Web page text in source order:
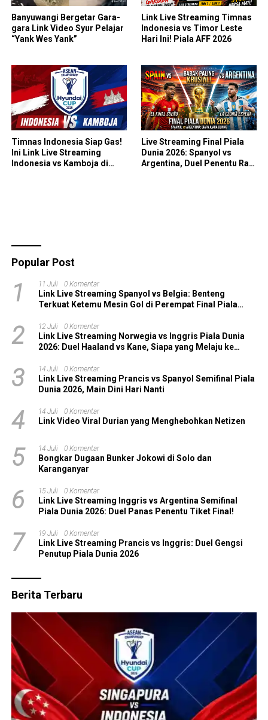
Banyuwangi Bergetar Gara-
gara Link Video Syur Pelajar
“Yank Wes Yank”
Link Live Streaming Timnas
Indonesia vs Timor Leste
Hari Ini! Piala AFF 2026
Timnas Indonesia Siap Gas!
Ini Link Live Streaming
Indonesia vs Kamboja di
Live Streaming Final Piala
Dunia 2026: Spanyol vs
Argentina, Duel Penentu Raja
Popular Post
1 11 Juli 0 Komentar
Link Live Streaming Spanyol vs Belgia: Benteng
Terkuat Ketemu Mesin Gol di Perempat Final Piala
2 12 Juli 0 Komentar
Link Live Streaming Norwegia vs Inggris Piala Dunia
2026: Duel Haaland vs Kane, Siapa yang Melaju ke
3 14 Juli 0 Komentar
Link Live Streaming Prancis vs Spanyol Semifinal Piala
Dunia 2026, Main Dini Hari Nanti
4 14 Juli 0 Komentar
Link Video Viral Durian yang Menghebohkan Netizen
5 14 Juli 0 Komentar
Bongkar Dugaan Bunker Jokowi di Solo dan
Karanganyar
6 15 Juli 0 Komentar
Link Live Streaming Inggris vs Argentina Semifinal
Piala Dunia 2026: Duel Panas Penentu Tiket Final!
7 19 Juli 0 Komentar
Link Live Streaming Prancis vs Inggris: Duel Gengsi
Penutup Piala Dunia 2026
Berita Terbaru